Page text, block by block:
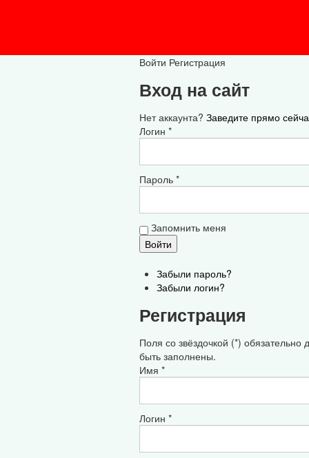
Войти Регистрация
Вход на сайт
Нет аккаунта? Заведите прямо
Логин *
Пароль *
Запомнить меня
Забыли пароль?
Забыли логин?
Регистрация
Поля со звёздочкой (*) обязательно
быть заполнены.
Имя *
Логин *